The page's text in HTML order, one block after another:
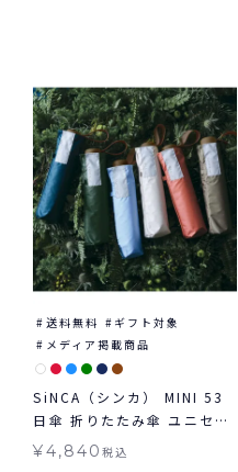
送料無料
ギフト対象
メディア掲載商品
SiNCA（シンカ） MINI 53
日傘 折りたたみ傘 ユニセッ
クス 晴雨兼用 送料無料 ギフ
¥4,840税込